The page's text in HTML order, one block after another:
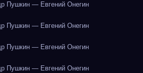
Пушкин — Евгений Онегин
Пушкин — Евгений Онегин
Пушкин — Евгений Онегин
Пушкин — Евгений Онегин